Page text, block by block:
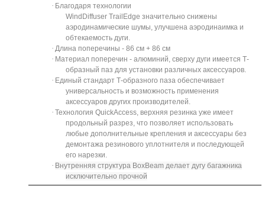
· Благодаря технологии
WindDiffuser TrailEdge значительно снижены
аэродинамические шумы, улучшена аэродинаимка и
обтекаемость дуги.
· Длина поперечины - 86 см + 86 см
· Материал поперечин - алюминий, сверху дуги имеется Т-
образный паз для установки различных аксессуаров.
· Единый стандарт Т-образного паза обеспечивает
универсальность и возможность применения
аксессуаров других производителей.
· Технология QuickAccess, верхняя резинка уже имеет
продольный разрез, что позволяет использовать
любые дополнительные крепления и аксессуары без
демонтажа резинового уплотнителя и последующей
его нарезки.
· Внутренняя структура BoxBeam делает дугу багажника
исключительно прочной